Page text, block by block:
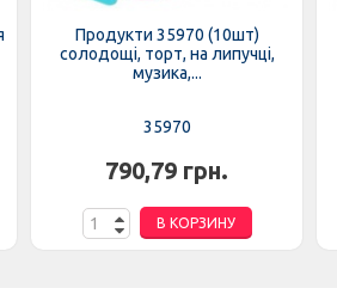
Продукти 35970 (10шт)
солодощі, торт, на липучці,
музика,...
35970
790,79 грн.
В КОРЗИНУ